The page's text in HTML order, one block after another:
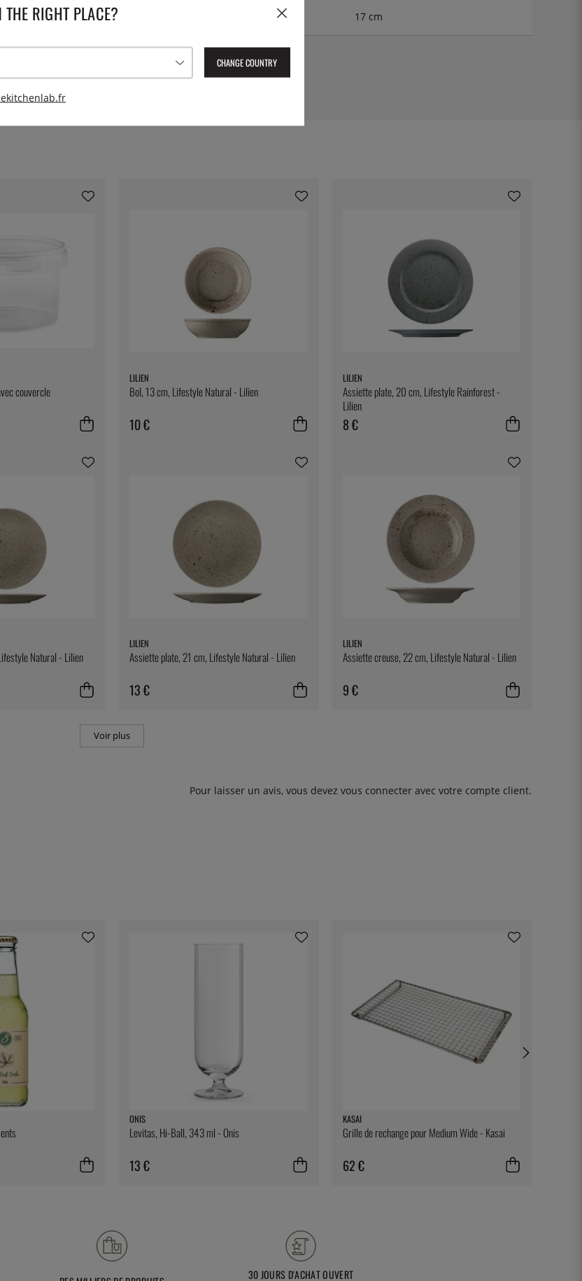
17 cm
8590453717270
couvercle
LILIEN
Bol, 13 cm, Lifestyle Natural - Lilien
10 €
LILIEN
Assiette plate, 20 cm, Lifestyle Rainforest -
Lilien
8 €
Natural - Lilien
LILIEN
Assiette plate, 21 cm, Lifestyle Natural - Lilien
13 €
LILIEN
Assiette creuse, 22 cm, Lifestyle Natural - Lilien
9 €
Voir plus
Pour laisser un avis, vous devez vous connecter avec votre compte client.
ONIS
Levitas, Hi-Ball, 343 ml - Onis
13 €
KASAI
Grille de rechange pour Medium Wide - Kasai
62 €
30 JOURS D'ACHAT OUVERT
RIGHT PLACE?
CHANGE COUNTRY